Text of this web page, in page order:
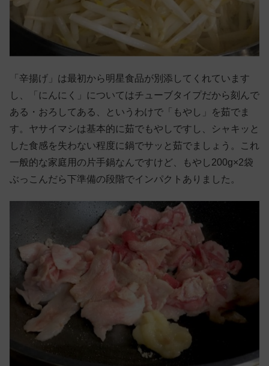
「辛揚げ」は最初から明星食品が別添してくれています
し、「にんにく」についてはチューブタイプだから刻んで
ある・おろしてある、というわけで「もやし」を茹でま
す。ヤサイマシは基本的に茹でもやしですし、シャキッと
した食感を失わない程度に鍋でサッと茹でましょう。これ
一般的な家庭用の片手鍋なんですけど、もやし200g×2袋
ぶっこんだら下準備の段階でインパクトありました。